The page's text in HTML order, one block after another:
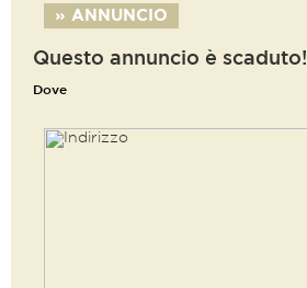
» ANNUNCIO
Questo annuncio è scaduto!
Dove